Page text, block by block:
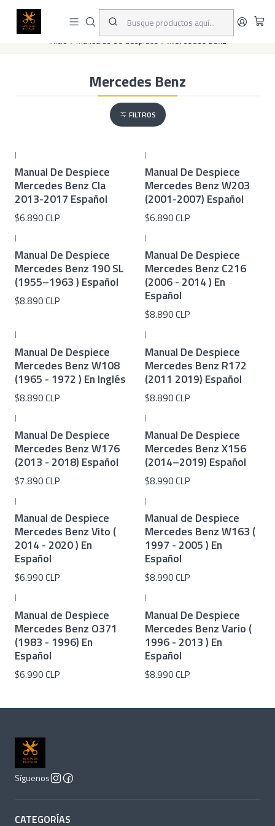
Este es el texto del slide
Inicio Manuales de despiece Mercedes Benz
Mercedes Benz
FILTROS
|
Manual De Despiece
Mercedes Benz Cla
2013-2017 Español
$6.890 CLP
|
Manual De Despiece
Mercedes Benz W203
(2001-2007) Español
$6.890 CLP
|
Manual De Despiece
Mercedes Benz 190 SL
(1955–1963 ) Español
$8.890 CLP
|
Manual De Despiece
Mercedes Benz C216
(2006 - 2014 ) En
Español
$8.890 CLP
|
Manual De Despiece
Mercedes Benz W108
(1965 - 1972 ) En Inglés
$8.890 CLP
|
Manual De Despiece
Mercedes Benz R172
(2011 2019) Español
$8.890 CLP
|
Manual De Despiece
Mercedes Benz W176
(2013 - 2018) Español
$7.890 CLP
|
Manual De Despiece
Mercedes Benz X156
(2014–2019) Español
$8.990 CLP
|
Manual de Despiece
Mercedes Benz Vito (
2014 - 2020 ) En
Español
$6.990 CLP
|
Manual de Despiece
Mercedes Benz W163 (
1997 - 2005 ) En
Español
$8.990 CLP
|
Manual de Despiece
Mercedes Benz O371
(1983 - 1996) En
Español
$6.990 CLP
|
Manual De Despiece
Mercedes Benz Vario (
1996 - 2013 ) En
Español
$8.990 CLP
Síguenos
CATEGORÍAS